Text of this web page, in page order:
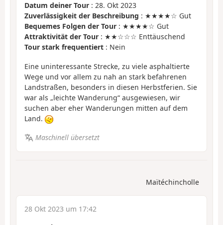
Datum deiner Tour : 28. Okt 2023
Zuverlässigkeit der Beschreibung : ★★★★☆ Gut
Bequemes Folgen der Tour : ★★★★☆ Gut
Attraktivität der Tour : ★★☆☆☆ Enttäuschend
Tour stark frequentiert : Nein
Eine uninteressante Strecke, zu viele asphaltierte
Wege und vor allem zu nah an stark befahrenen
Landstraßen, besonders in diesen Herbstferien. Sie
war als „leichte Wanderung“ ausgewiesen, wir
suchen aber eher Wanderungen mitten auf dem
Land.
Maschinell übersetzt
Maïtéchincholle
28 Okt 2023 um 17:42